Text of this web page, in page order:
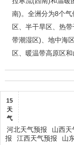
南)。全洲分为8个
区、半干旱区、热
带潮湿区)、地中海
区、暖温带高原区和
15
天
气
河北天气预报 山西天
报
江西天气预报 山